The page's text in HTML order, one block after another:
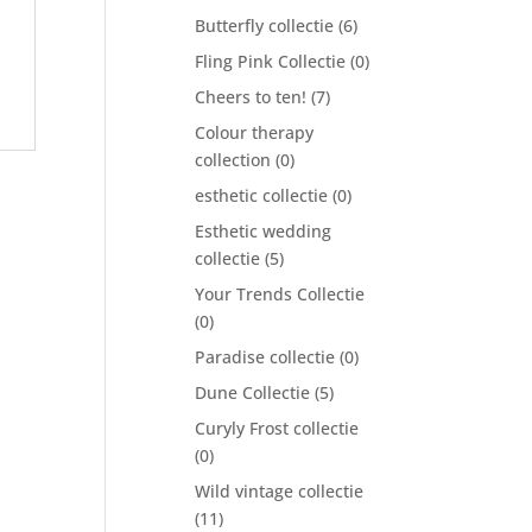
Butterfly collectie (6)
Fling Pink Collectie (0)
Cheers to ten! (7)
Colour therapy
collection (0)
esthetic collectie (0)
Esthetic wedding
collectie (5)
Your Trends Collectie
(0)
Paradise collectie (0)
Dune Collectie (5)
Curyly Frost collectie
(0)
Wild vintage collectie
(11)